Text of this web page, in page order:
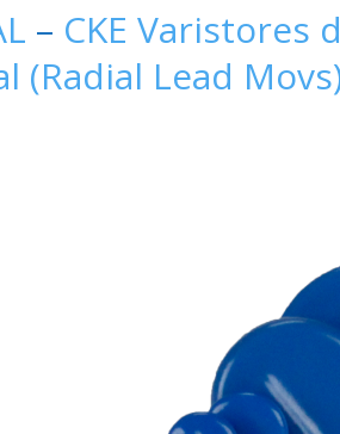
– CKE Varistores
(Radial Lead